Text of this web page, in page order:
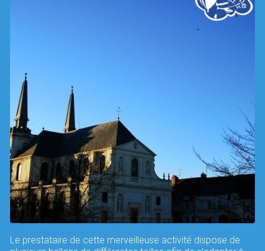
Le prestataire de cette merveilleuse activité dispose de